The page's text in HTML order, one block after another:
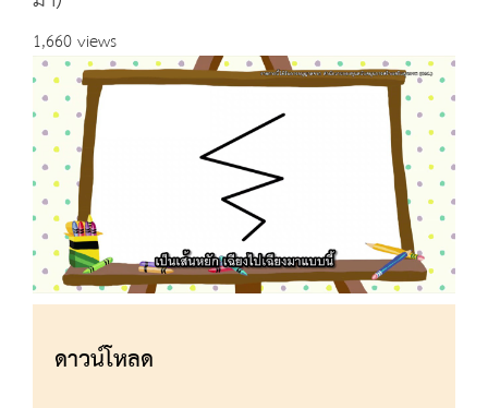
1,660 views
ดาวน์โหลด